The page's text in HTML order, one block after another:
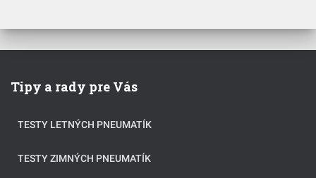
Tipy a rady pre Vás
TESTY LETNÝCH PNEUMATÍK
TESTY ZIMNÝCH PNEUMATÍK